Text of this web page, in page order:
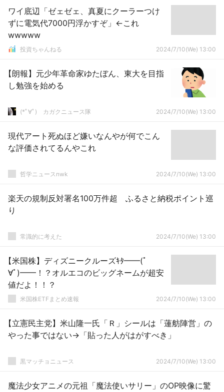
ワイ底辺「ゼェゼェ、真夏にクーラーつけ
ずに電気代7000円浮かすぞ」←これ
wwwww
投資ちゃんねる 2024/7/10(We) 13:00
【朗報】元少年革命家ゆたぼん、東大を目指
し勉強を始める
(*ﾟ∀ﾟ)ゞカガクニュース隊 2024/7/10(We) 13:00
現代アート死ぬほど嫌いなんやが何でこん
な評価されてるんやこれ
哲学ニュースnwk 2024/7/10(We) 13:00
楽天の規制反対署名100万件超 ふるさと納税ポイント巡
り
常識的に考えた 2024/7/10(We) 13:00
【米国株】ディズニークルーズｷﾀ━━(ﾟ
∀ﾟ)━━！？オルエコのビッグネームが超安
値だよ！！？
米国株ETFまとめ速報 2024/7/10(We) 13:00
【立憲民主党】米山隆一氏「Ｒ」シールは「蓮舫陣営」の
やった事ではない→「貼った人がはがすべき」
黒マッチョニュース 2024/7/10(We) 13:00
魔法少女アニメの元祖「魔法使いサリー」のOP映像に驚